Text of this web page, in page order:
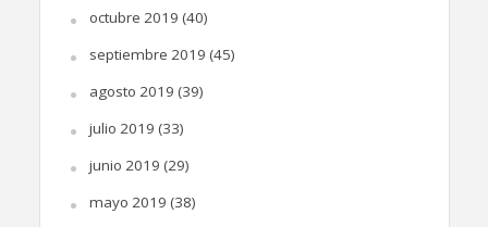
octubre 2019 (40)
septiembre 2019 (45)
agosto 2019 (39)
julio 2019 (33)
junio 2019 (29)
mayo 2019 (38)